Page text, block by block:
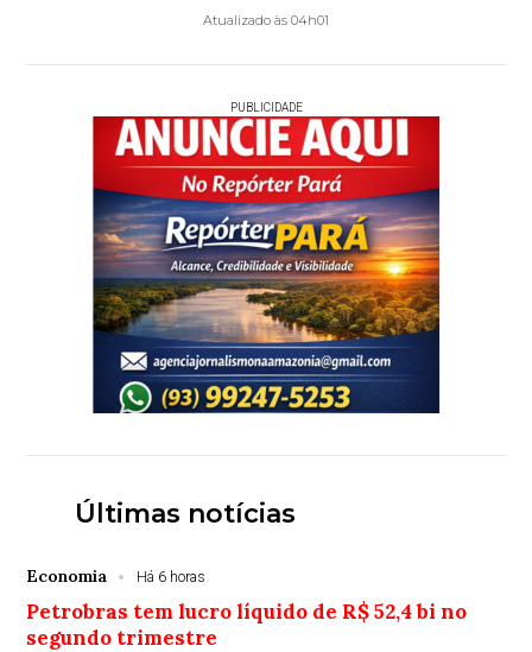
Atualizado às 04h01
PUBLICIDADE
Últimas notícias
Economia Há 6 horas
Petrobras tem lucro líquido de R$ 52,4 bi no
segundo trimestre